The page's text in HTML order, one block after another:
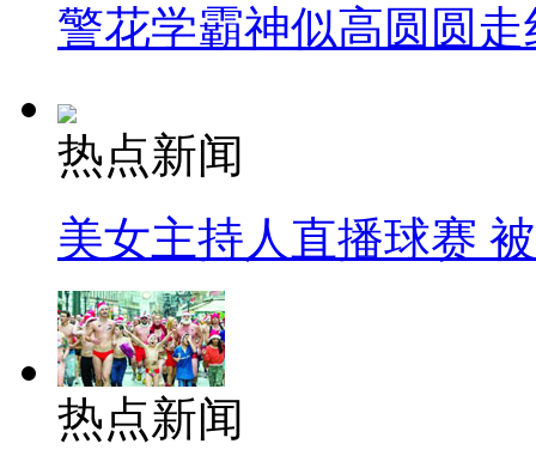
警花学霸神似高圆圆走
热点新闻
美女主持人直播球赛
热点新闻